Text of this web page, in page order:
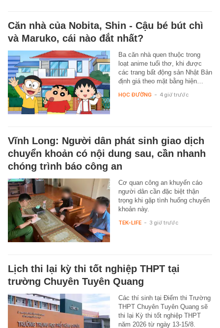
Căn nhà của Nobita, Shin - Cậu bé bút chì
và Maruko, cái nào đắt nhất?
Ba căn nhà quen thuộc trong
loạt anime tuổi thơ, khi được
các trang bất động sản Nhật Bản
định giá theo mặt bằng hiện…
HỌC ĐƯỜNG - 4 giờ trước
Vĩnh Long: Người dân phát sinh giao dịch
chuyển khoản có nội dung sau, cần nhanh
chóng trình báo công an
Cơ quan công an khuyến cáo
người dân cần đặc biệt thận
trọng khi gặp tình huống chuyển
khoản này.
TEK-LIFE - 3 giờ trước
Lịch thi lại kỳ thi tốt nghiệp THPT tại
trường Chuyên Tuyên Quang
Các thí sinh tại Điểm thi Trường
THPT Chuyên Tuyên Quang sẽ
thi lại Kỳ thi tốt nghiệp THPT
năm 2026 từ ngày 13-15/8.